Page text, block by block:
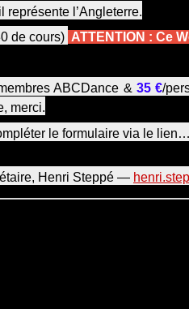
l’Angleterre.
de cours) ATTENTION : Ce
ABCDance & 35 €/
merci.
le formulaire via le lien…
Henri Steppé —